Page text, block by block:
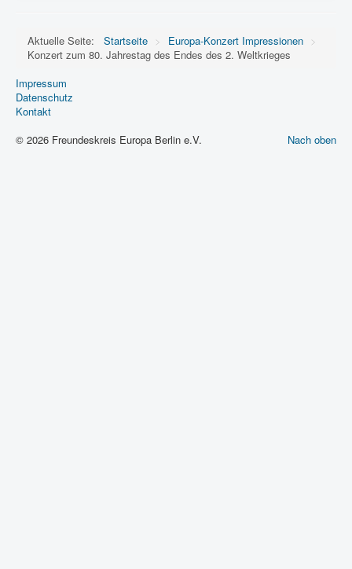
Aktuelle Seite: Startseite > Europa-Konzert Impressionen >
Konzert zum 80. Jahrestag des Endes des 2. Weltkrieges
Impressum
Datenschutz
Kontakt
Nach oben
© 2026 Freundeskreis Europa Berlin e.V.